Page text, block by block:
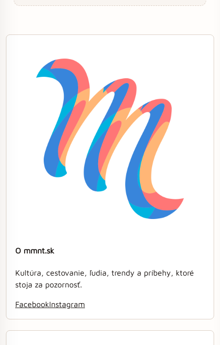
O mmnt.sk
Kultúra, cestovanie, ľudia, trendy a príbehy, ktoré
stoja za pozornosť.
FacebookInstagram